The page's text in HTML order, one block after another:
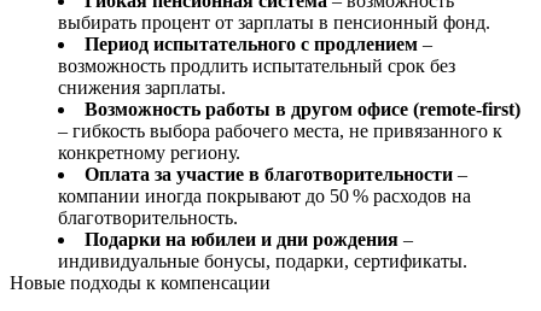
выбирать процент от зарплаты в пенсионный фонд.
Период испытательного с продлением –
возможность продлить испытательный срок без
снижения зарплаты.
Возможность работы в другом офисе (remote-first)
– гибкость выбора рабочего места, не привязанного к
конкретному региону.
Оплата за участие в благотворительности –
компании иногда покрывают до 50 % расходов на
благотворительность.
Подарки на юбилеи и дни рождения –
индивидуальные бонусы, подарки, сертификаты.
Новые подходы к компенсации